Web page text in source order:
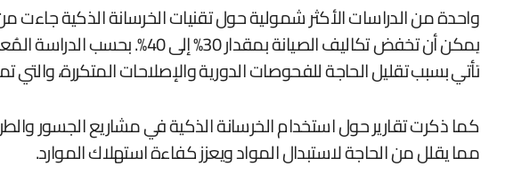
تأتي بسبب تقليل الحاجة للفحوصات الدورية والإصلاحات المتكررة، والتي
كما ذكرت تقارير حول استخدام الخرسانة الذكية في مشاريع الجسور
مما يقلل من الحاجة لاستبدال المواد ويعزز كفاءة استهلاك الموارد.